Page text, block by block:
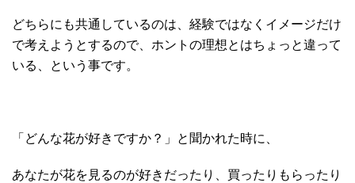
どちらにも共通しているのは、経験ではなくイメージだけ
で考えようとするので、ホントの理想とはちょっと違って
いる、という事です。
「どんな花が好きですか？」と聞かれた時に、
あなたが花を見るのが好きだったり、買ったりもらったり